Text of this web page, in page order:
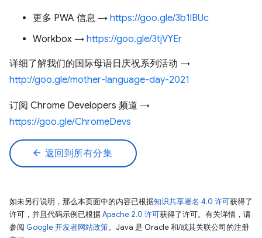
更多 PWA 信息 → https://goo.gle/3b1lBUc
Workbox → https://goo.gle/3tjVYEr
详细了解我们的国际母语日庆祝系列活动 →
http://goo.gle/mother-language-day-2021
订阅 Chrome Developers 频道 →
https://goo.gle/ChromeDevs
arrow_back 返回到所有分集
如未另行说明，那么本页面中的内容已根据知识共享署名 4.0 许可获得了
许可，并且代码示例已根据Apache 2.0 许可获得了许可。有关详情，请
参阅 Google 开发者网站政策。Java 是 Oracle 和/或其关联公司的注册